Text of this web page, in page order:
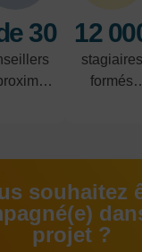
30 12
stagiaires
formés
souhaitez
projet ?